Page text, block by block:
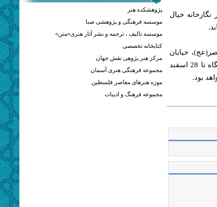
«محمد رسول‌الله» دوشنبه، 7 اسفند، ساعت 17 در نگارخانه خیال
خیابان
طالقانی، خیابان شهید برادران مظفر، شماره ۱۲۵ مراجعه كنند. این نمایشگاه تا 28 اسفند
پژوهشکده هنر
موسسه فرهنگی و پژوهشی صبا
موسسه تالیف ، ترجمه و نشر آثار هنری«متن»
کتابخانه تخصصی
مرکز هنر پژوهی نقش جهان
مجموعه فرهنگی هنری آسمان
موزه هنرهای معاصر فلسطین
مجموعه فرهنگ و ادبیات